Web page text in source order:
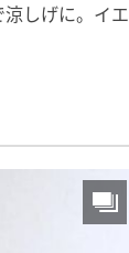
しげに。イエ